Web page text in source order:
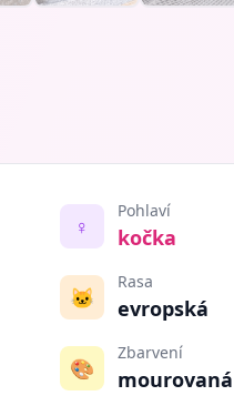
♀️
Pohlaví
kočka
🐱
Rasa
evropská
🎨
Zbarvení
mourovaná